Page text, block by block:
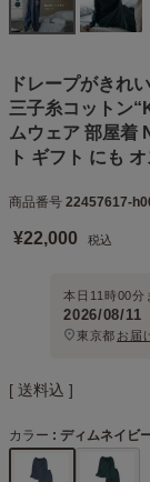
ドレープがきれ
三子糸コットン
ムウェア 部屋着
ト ギフト にも
商品番号 22457617-
¥22,000 税込
本日 11時00分
2026/08/11
東京都 お届
送料込
カラー ディムネイビ